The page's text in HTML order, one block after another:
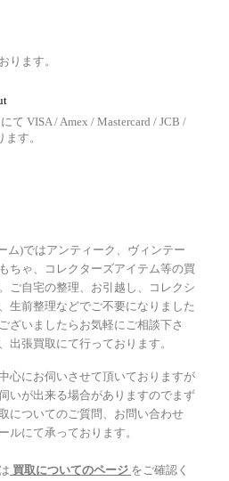
ります。
て VISA / Amex / Mastercard / JCB /
す。
ム)ではアンティーク、ヴィンテー
ちゃ、コレクターズアイテム等の買
ご自宅の整理、お引越し、コレクシ
生前整理などでご不要になりました
ざいましたらお気軽にご相談下さ
出張買取にて行っております。
心にお伺いさせて頂いておりますが
いが出来る場合がありますのでまず
についてのご質問、お問い合わせ
ルにて承っております。
買取についてのページ をご確認く